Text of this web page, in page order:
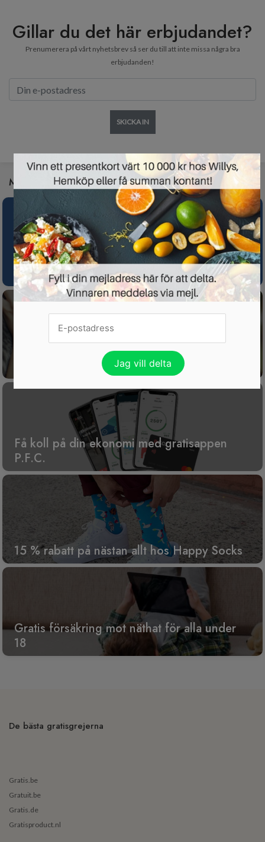
Gillar du det här erbjudandet?
Prenumerera på vårt nyhetsbrev så ser du till att inte missa några bra
erbjudanden!
SKICKA IN
Missa inte de här erbjudandena heller:
Spotify Premium nu gratis i 3 månader för
nya kunder
Gratis tävling för dig som har husdjur
Få koll på din ekonomi med gratisappen
P.F.C.
15 % rabatt på nästan allt hos Happy Socks
Gratis försäkring mot näthat för alla under
18
De bästa gratisgrejerna
Gratis.be
Gratuit.be
Gratis.de
Gratisproduct.nl